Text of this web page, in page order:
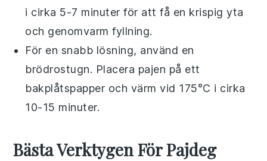
i cirka 5-7 minuter för att få en krispig yta
och genomvarm fyllning.
För en snabb lösning, använd en
brödrostugn. Placera pajen på ett
bakplåtspapper och värm vid 175°C i cirka
10-15 minuter.
Bästa Verktygen För Pajdeg